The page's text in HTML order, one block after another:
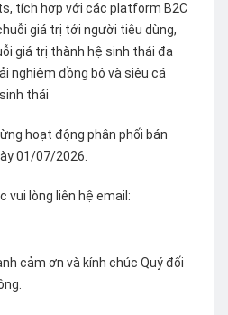
tích hợp với các platform B2C
giá trị tới người tiêu dùng,
giá trị thành hệ sinh thái đa
nghiệm đồng bộ và siêu cá
thái
hoạt động phân phối bán
01/07/2026.
vui lòng liên hệ email:
cảm ơn và kính chúc Quý đối